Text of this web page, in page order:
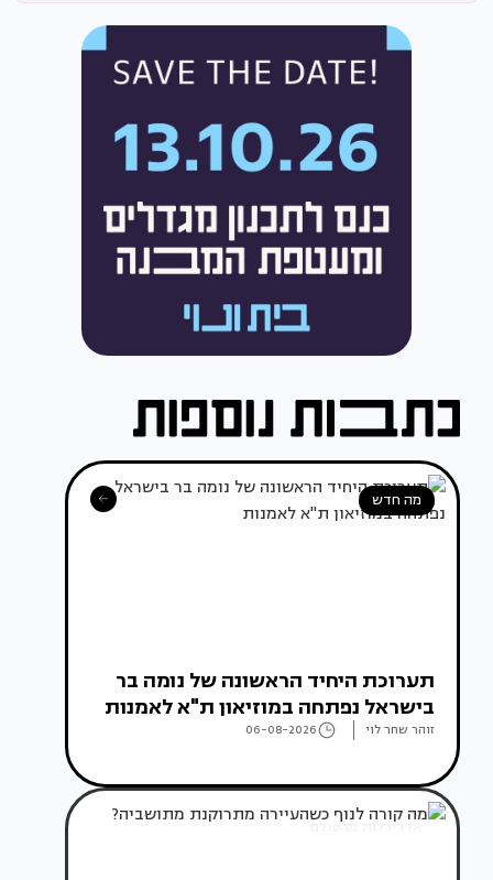
מה חדש
תערוכת היחיד הראשונה של נומה בר
בישראל נפתחה במוזיאון ת"א לאמנות
זוהר שחר לוי 06-08-2026
אדריכלות מהעולם